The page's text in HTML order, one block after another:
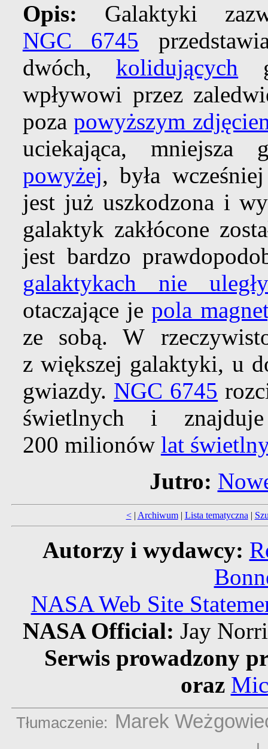
Opis: Galaktyki
NGC 6745
dwóch,kolidujących
wpływowi przez
pozapowyższym
uciekająca, mniejsza
powyżej, była
jest już uszkodzona i
galaktyk zakłócone
jest bardzo
galaktykach nie
otaczające jepola
ze sobą. W
z większej galaktyki, u
gwiazdy. NGC 6745
świetlnych i
200 milionów lat
Jutro:
<| Archiwum| Lista tematyczna |
Autorzy i wydawcy:
NASA Web Site
NASA Official: Jay
Serwis prowadzony
oraz
Tłumaczenie: Marek